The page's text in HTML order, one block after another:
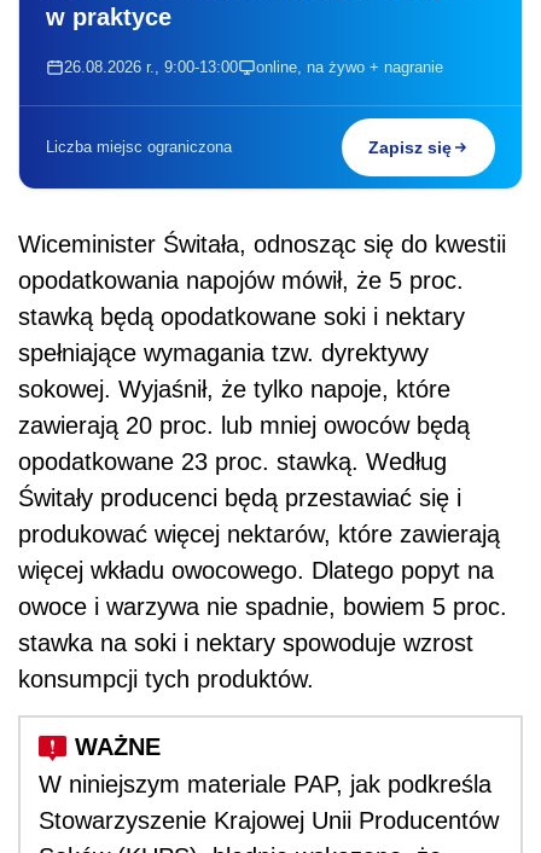
w praktyce
26.08.2026 r., 9:00-13:00 online, na żywo + nagranie
Liczba miejsc ograniczona Zapisz się
Wiceminister Świtała, odnosząc się do kwestii
opodatkowania napojów mówił, że 5 proc.
stawką będą opodatkowane soki i nektary
spełniające wymagania tzw. dyrektywy
sokowej. Wyjaśnił, że tylko napoje, które
zawierają 20 proc. lub mniej owoców będą
opodatkowane 23 proc. stawką. Według
Świtały producenci będą przestawiać się i
produkować więcej nektarów, które zawierają
więcej wkładu owocowego. Dlatego popyt na
owoce i warzywa nie spadnie, bowiem 5 proc.
stawka na soki i nektary spowoduje wzrost
konsumpcji tych produktów.
W niniejszym materiale PAP, jak podkreśla
Stowarzyszenie Krajowej Unii Producentów